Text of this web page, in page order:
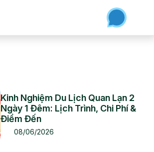
Kinh Nghiệm Du Lịch Quan Lạn 2
Ngày 1 Đêm: Lịch Trình, Chi Phí &
Điểm Đến
08/06/2026